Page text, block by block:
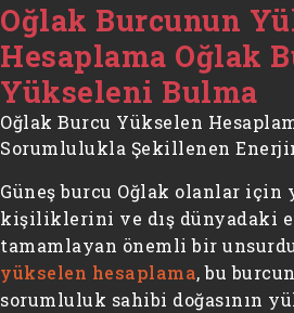
Oğlak Burcunun
Hesaplama Oğlak
Yükseleni Bulma
Oğlak Burcu Yükselen
Sorumlulukla Şekillenen
Güneş burcu Oğlak olanlar için
kişiliklerini ve dış dünyadaki
tamamlayan önemli bir
yükselen hesaplama, bu
sorumluluk sahibi doğasının